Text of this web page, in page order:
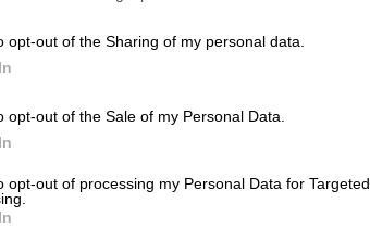
opt-out of the Sharing of my personal data.
opt-out of the Sale of my Personal Data.
opt-out of processing my Personal Data for Targeted
brauerei-paket
€ 19,49
MEHRWEG